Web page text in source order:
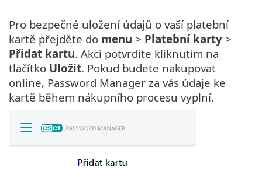
Pro bezpečné uložení údajů o vaší platební
kartě přejděte do menu > Platební karty >
Přidat kartu. Akci potvrdíte kliknutím na
tlačítko Uložit. Pokud budete nakupovat
online, Password Manager za vás údaje ke
kartě během nákupního procesu vyplní.